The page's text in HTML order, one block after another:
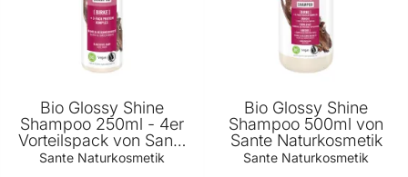
Bio Glossy Shine
Shampoo 250ml - 4er
Vorteilspack von Sante
Naturkosmetik
Sante Naturkosmetik
Bio Glossy Shine
Shampoo 500ml von
Sante Naturkosmetik
Sante Naturkosmetik